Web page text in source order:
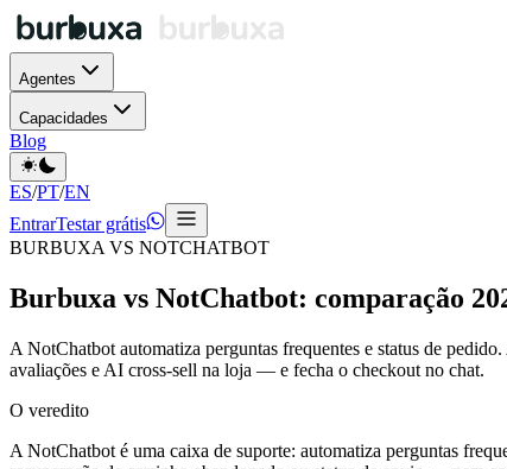
Agentes
Capacidades
Blog
ES/PT/EN
EntrarTestar grátis
BURBUXA VS NOTCHATBOT
Burbuxa vs NotChatbot: comparação
A NotChatbot automatiza perguntas frequentes e status de
avaliações e AI cross-sell na loja — e fecha o checkout no chat.
O veredito
A NotChatbot é uma caixa de suporte: automatiza perguntas